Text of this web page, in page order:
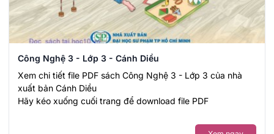
Công Nghệ 3 - Lớp 3 - Cánh Diều
Xem chi tiết file PDF sách Công Nghệ 3 - Lớp 3 của nhà
xuất bản Cánh Diều
Hãy kéo xuống cuối trang để download file PDF